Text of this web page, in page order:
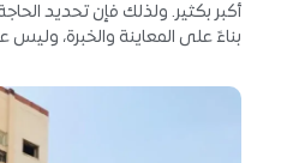
أكبر بكثير. ولذلك فإن تحديد
بناءً على المعاينة والخبرة، وليس